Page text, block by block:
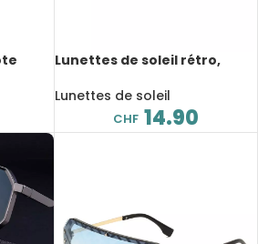
Lunettes de soleil rétro,
UV400
Lunettes de soleil
CHF 14.90